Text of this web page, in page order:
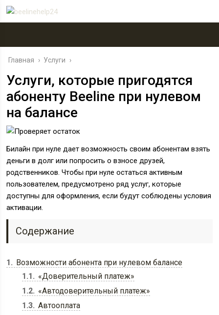
Главная › Услуги ›
Услуги, которые пригодятся
абоненту Beeline при нулевом
на балансе
Билайн при нуле дает возможность своим абонентам взять
деньги в долг или попросить о взносе друзей,
родственников. Чтобы при нуле остаться активным
пользователем, предусмотрено ряд услуг, которые
доступны для оформления, если будут соблюдены условия
активации.
Содержание
1
Возможности абонента при нулевом балансе
1.1
«Доверительный платеж»
1.2
«Автодоверительный платеж»
1.3 Автооплата